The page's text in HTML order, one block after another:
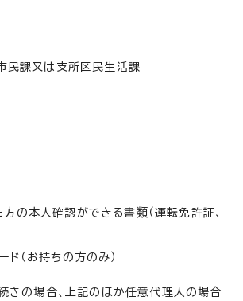
民課又は支所区民生活課
の本人確認ができる書類（運転免許証、
ド（お持ちの方のみ）
続きの場合、上記のほか任意代理人の場合